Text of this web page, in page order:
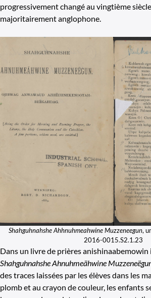
progressivement changé au vingtième
majoritairement anglophone.
Shahguhnahshe Ahhnuhmeahwine Muzzeneegun,
2016-0015.S2.1.23
Dans un livre de prières
Shahguhnahshe Ahnuhmeähwine
des traces laissées par les élèves dans les
plomb et au crayon de couleur, les enfants